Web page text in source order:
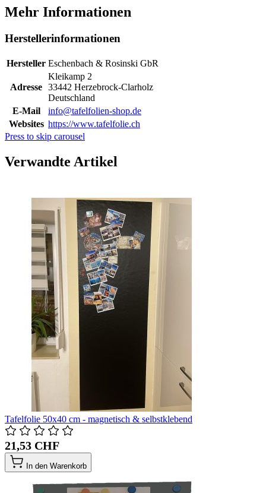
Mehr Informationen
Herstellerinformationen
Hersteller Eschenbach & Rosinski GbR
Adresse
Kleikamp 2
33442 Herzebrock-Clarholz
Deutschland
E-Mail
info@tafelfolien-shop.de
Websites https://www.tafelfolie.ch
Press to skip carousel
Verwandte Artikel
Tafelfolie 50x40 cm - magnetisch & selbstklebend
21,53 CHF
In den Warenkorb